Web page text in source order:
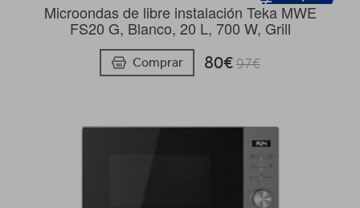
Microondas de libre instalación Teka MWE
FS20 G, Blanco, 20 L, 700 W, Grill
Comprar 80€97€